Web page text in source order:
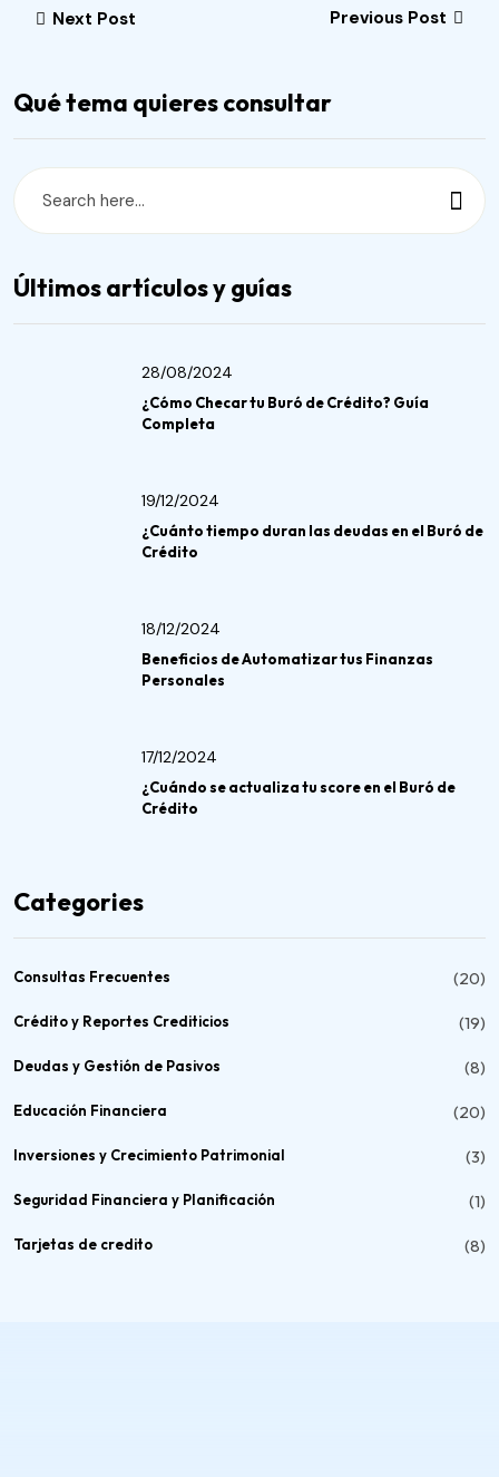
Next Post Previous Post
Qué tema quieres consultar
Últimos artículos y guías
28/08/2024
¿Cómo Checar tu Buró de Crédito? Guía
Completa
19/12/2024
¿Cuánto tiempo duran las deudas en el Buró de
Crédito
18/12/2024
Beneficios de Automatizar tus Finanzas
Personales
17/12/2024
¿Cuándo se actualiza tu score en el Buró de
Crédito
Categories
Consultas Frecuentes (20)
Crédito y Reportes Crediticios (19)
Deudas y Gestión de Pasivos (8)
Educación Financiera (20)
Inversiones y Crecimiento Patrimonial (3)
Seguridad Financiera y Planificación (1)
Tarjetas de credito (8)